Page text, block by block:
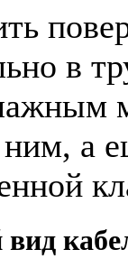
в
а